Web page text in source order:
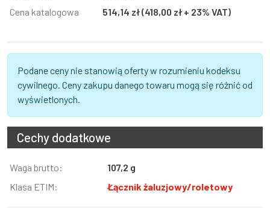
Cena katalogowa
514,14 zł (418,00 zł + 23% VAT)
Podane ceny nie stanowią oferty w rozumieniu kodeksu
cywilnego. Ceny zakupu danego towaru mogą się różnić od
wyświetlonych.
Cechy dodatkowe
Informacja
Wartość
Waga brutto:
107,2 g
Klasa ETIM:
Łącznik żaluzjowy/roletowy